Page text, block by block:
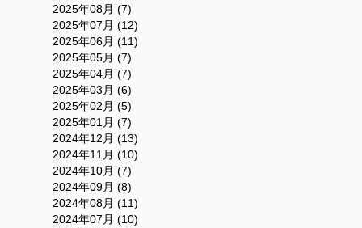
2025年08月 (7)
2025年07月 (12)
2025年06月 (11)
2025年05月 (7)
2025年04月 (7)
2025年03月 (6)
2025年02月 (5)
2025年01月 (7)
2024年12月 (13)
2024年11月 (10)
2024年10月 (7)
2024年09月 (8)
2024年08月 (11)
2024年07月 (10)